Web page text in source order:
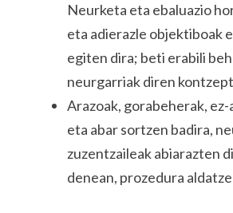
Neurketa eta ebaluazio
eta adierazle objektiboak
egiten dira; beti erabili
neurgarriak diren
Arazoak, gorabeherak,
eta abar sortzen badira,
zuzentzaileak abiarazten
denean, prozedura